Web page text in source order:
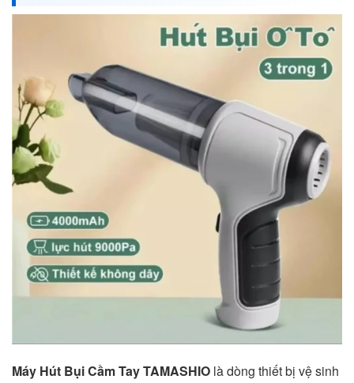
Máy Hút Bụi Cầm Tay TAMASHIO là dòng thiết bị vệ sinh